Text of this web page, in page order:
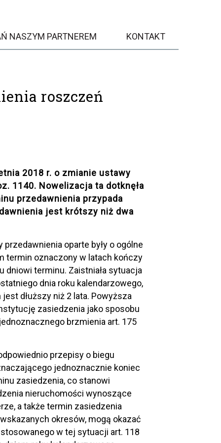
NASZYM PARTNEREM KONTAKT
roszczeń
2018 r. o zmianie ustawy
1140. Nowelizacja ta dotknęła
przedawnienia przypada
jest krótszy niż dwa
oparte były o ogólne
termin oznaczony w latach kończy
dniowi terminu. Zaistniała sytuacja
dnia roku kalendarzowego,
dłuższy niż 2 lata. Powyższa
zasiedzenia jako sposobu
brzmienia art. 175
przepisy o biegu
jednoznacznie koniec
zasiedzenia, co stanowi
nieruchomości wynoszące
a także termin zasiedzenia
okresów, mogą okazać
w tej sytuacji art. 118